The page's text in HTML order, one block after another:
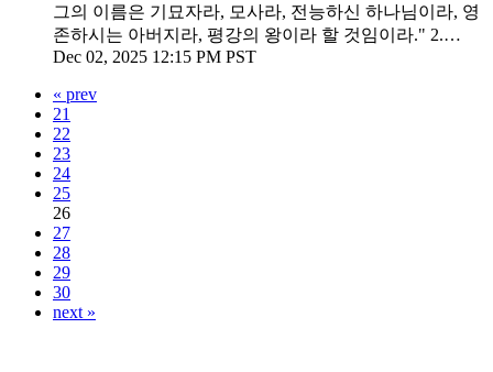
그의 이름은 기묘자라, 모사라, 전능하신 하나님이라, 영
존하시는 아버지라, 평강의 왕이라 할 것임이라." 2.…
Dec 02, 2025 12:15 PM PST
« prev
21
22
23
24
25
26
27
28
29
30
next »